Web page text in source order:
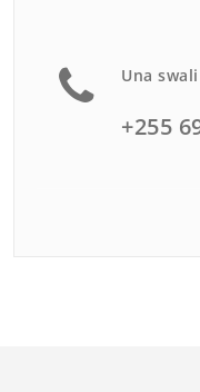
Una
+255